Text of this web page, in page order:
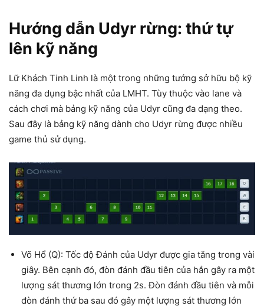
Hướng dẫn Udyr rừng: thứ tự
lên kỹ năng
Lữ Khách Tinh Linh là một trong những tướng sở hữu bộ kỹ
năng đa dụng bậc nhất của LMHT. Tùy thuộc vào lane và
cách chơi mà bảng kỹ năng của Udyr cũng đa dạng theo.
Sau đây là bảng kỹ năng dành cho Udyr rừng được nhiều
game thủ sử dụng.
Võ Hổ (Q): Tốc độ Đánh của Udyr được gia tăng trong vài
giây. Bên cạnh đó, đòn đánh đầu tiên của hắn gây ra một
lượng sát thương lớn trong 2s. Đòn đánh đầu tiên và mỗi
đòn đánh thứ ba sau đó gây một lượng sát thương lớn